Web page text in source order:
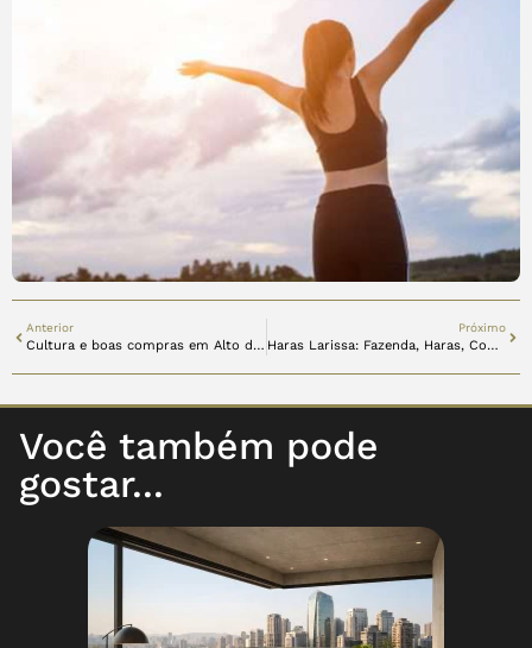
Anterior
Cultura e boas compras em Alto de Pinheiros
Próximo
Haras Larissa: Fazenda, Haras, Condomínio e Paraíso Equestre
Você também pode
gostar...